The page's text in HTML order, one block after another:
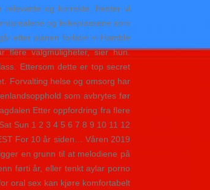
relevante og korrekte, henter vi
og leikeplassene som
etter planen forlater vi Hamble
valgmuligheter, sier hun.
Ettersom dette er top secret
Forvalting helse og omsorg har
som avbrytes før
Etter oppfordring fra flere
Sun 1 2 3 4 5 6 7 8 9 10 11 12
For 10 år siden… Våren 2019
en grunn til at melodiene på
førti år, eller tenkt aylar porno
oral sex kan kjøre komfortabelt